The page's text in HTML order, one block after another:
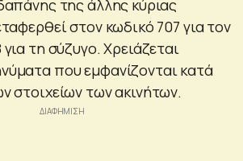
της άλλης κύριας
στον κωδικό 707 για τον
τη σύζυγο. Χρειάζεται
που εμφανίζονται κατά
στοιχείων των ακινήτων.